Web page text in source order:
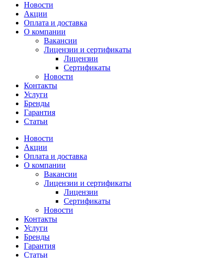
Новости
Акции
Оплата и доставка
О компании
Вакансии
Лицензии и сертификаты
Лицензии
Сертификаты
Новости
Контакты
Услуги
Бренды
Гарантия
Статьи
Новости
Акции
Оплата и доставка
О компании
Вакансии
Лицензии и сертификаты
Лицензии
Сертификаты
Новости
Контакты
Услуги
Бренды
Гарантия
Статьи